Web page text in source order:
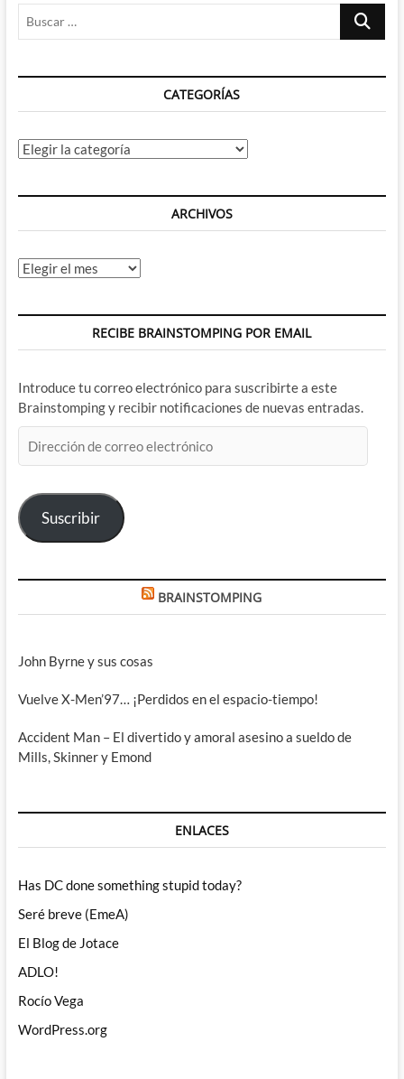
Buscar
CATEGORÍAS
Categorías
ARCHIVOS
Archivos
RECIBE BRAINSTOMPING POR EMAIL
Introduce tu correo electrónico para suscribirte a este
Brainstomping y recibir notificaciones de nuevas entradas.
de
electrónico
Suscribir
BRAINSTOMPING
John Byrne y sus cosas
Vuelve X-Men’97… ¡Perdidos en el espacio-tiempo!
Accident Man – El divertido y amoral asesino a sueldo de
Mills, Skinner y Emond
ENLACES
Has DC done something stupid today?
Seré breve (EmeA)
El Blog de Jotace
ADLO!
Rocío Vega
WordPress.org